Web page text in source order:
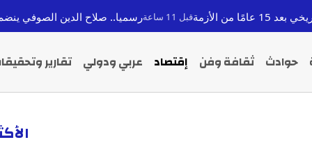
قبل 11 ساعة رسميا.. صلاح الدين الصوفي ينضم لصفوف الوداد
حوادث ثقافة وفن إقتصاد عربي ودولي تقارير